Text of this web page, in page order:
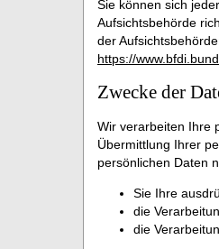
Sie können sich
Aufsichtsbehörde
der
https://
Zwecke der
Wir verarbeiten Ihre
Übermittlung Ihrer
persönlichen Daten
Sie Ihre
die
die